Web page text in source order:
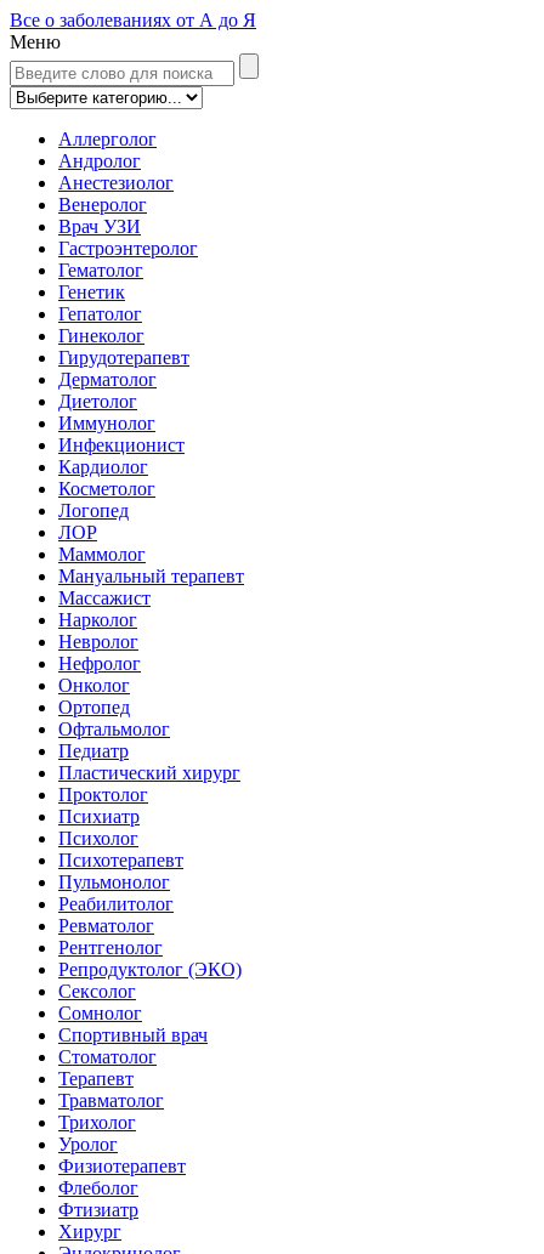
Все о заболеваниях от А до Я
Меню
Аллерголог
Андролог
Анестезиолог
Венеролог
Врач УЗИ
Гастроэнтеролог
Гематолог
Генетик
Гепатолог
Гинеколог
Гирудотерапевт
Дерматолог
Диетолог
Иммунолог
Инфекционист
Кардиолог
Косметолог
Логопед
ЛОР
Маммолог
Мануальный терапевт
Массажист
Нарколог
Невролог
Нефролог
Онколог
Ортопед
Офтальмолог
Педиатр
Пластический хирург
Проктолог
Психиатр
Психолог
Психотерапевт
Пульмонолог
Реабилитолог
Ревматолог
Рентгенолог
Репродуктолог (ЭКО)
Сексолог
Сомнолог
Спортивный врач
Стоматолог
Терапевт
Травматолог
Трихолог
Уролог
Физиотерапевт
Флеболог
Фтизиатр
Хирург